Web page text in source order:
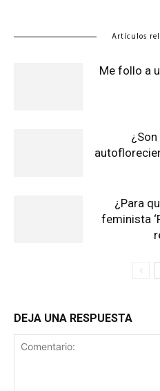
Artículos
Me follo a
¿Para
feminista
DEJA UNA RESPUESTA